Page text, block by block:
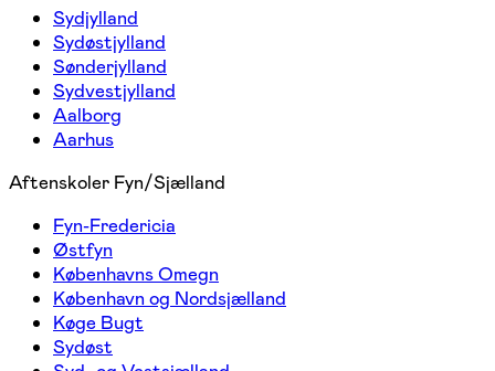
Sydjylland
Sydøstjylland
Sønderjylland
Sydvestjylland
Aalborg
Aarhus
Aftenskoler Fyn/Sjælland
Fyn-Fredericia
Østfyn
Københavns Omegn
København og Nordsjælland
Køge Bugt
Sydøst